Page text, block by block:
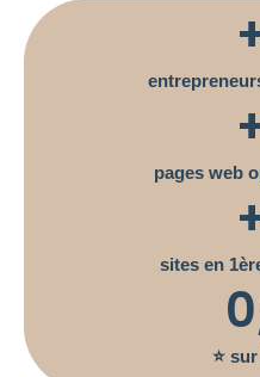
pages web
sites en
⭐
0